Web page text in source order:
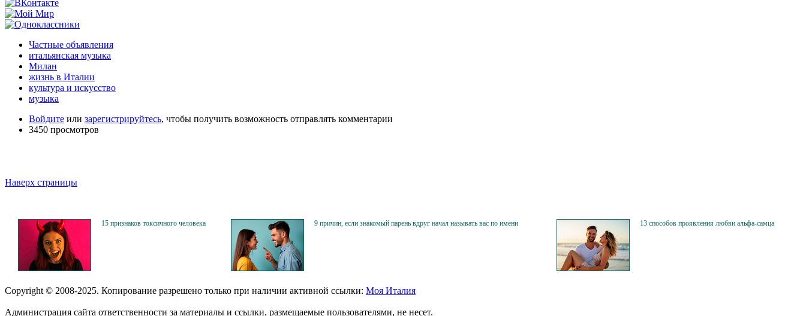
Частные объявления
итальянская музыка
Милан
жизнь в Италии
культура и искусство
музыка
Войдите или зарегистрируйтесь, чтобы получить возможность отправлять комментарии
3450 просмотров
Наверх страницы
15 признаков токсичного человека 9 причин, если знакомый парень вдруг начал называть вас по имени 13 способов проявления любви альфа-самца
Copyright © 2008-2025. Копирование разрешено только при наличии активной ссылки: Моя Италия
Администрация сайта ответственности за материалы и ссылки, размещаемые пользователями, не несет.